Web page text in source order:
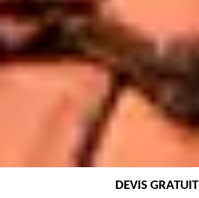
DEVIS GRATUIT